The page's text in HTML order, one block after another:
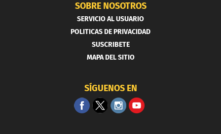
SOBRE NOSOTROS
SERVICIO AL USUARIO
POLITICAS DE PRIVACIDAD
SUSCRIBETE
MAPA DEL SITIO
SÍGUENOS EN